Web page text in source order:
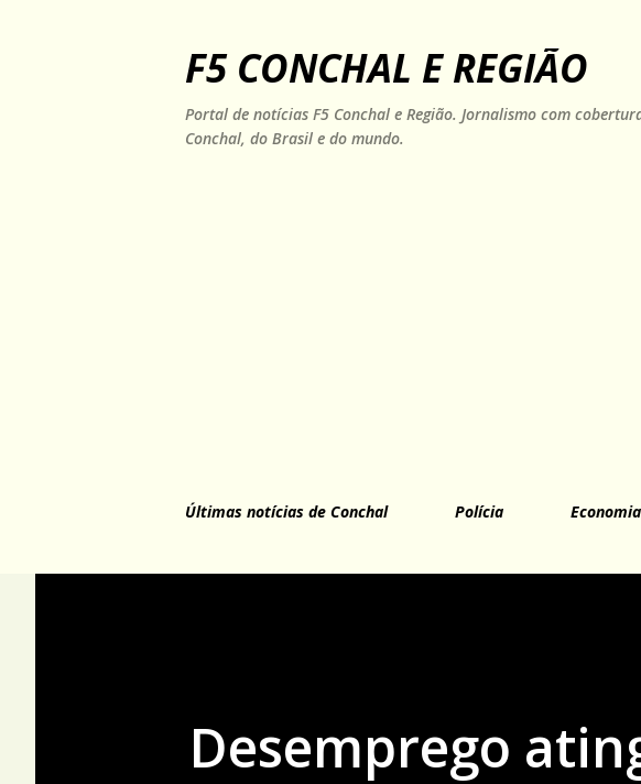
F5 CONCHAL E REGIÃO
Portal de notícias F5 Conchal e Região. Jornalismo com
Conchal, do Brasil e do mundo.
Últimas notícias de Conchal Polícia Economia
Desemprego